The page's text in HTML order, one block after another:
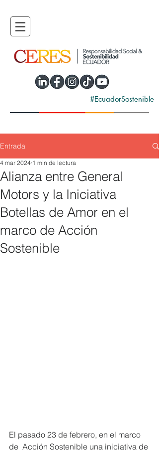
#EcuadorSostenible
Entrada
Alianza entre General
Motors y la Iniciativa
Botellas de Amor en el
marco de Acción
Sostenible
4 mar 2024 1 min de lectura
El pasado 23 de febrero, en el marco
de  Acción Sostenible una iniciativa de